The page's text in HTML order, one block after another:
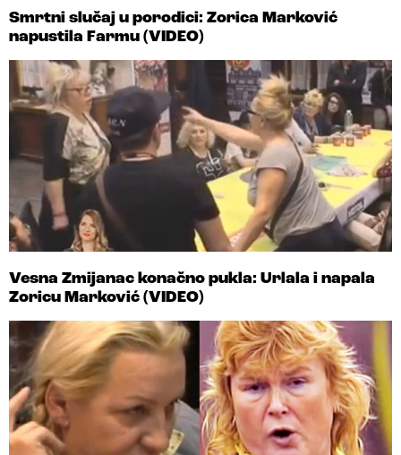
Smrtni slučaj u porodici: Zorica Marković
napustila Farmu (VIDEO)
Vesna Zmijanac konačno pukla: Urlala i napala
Zoricu Marković (VIDEO)